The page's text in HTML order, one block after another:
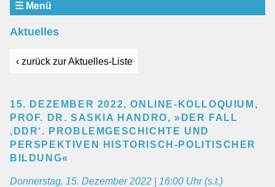
☰ Menü
SCHWERPUNKTBEREICHE
Dialog und Vermittlung
Teilprojekte
Einblicke
Gastprofessur
Mitarbeiter
Aktuelles
‹ zurück zur Aktuelles-Liste
15. DEZEMBER 2022, ONLINE-KOLLOQUIUM,
PROF. DR. SASKIA HANDRO, »DER FALL
‚DDR‘. PROBLEMGESCHICHTE UND
PERSPEKTIVEN HISTORISCH-POLITISCHER
BILDUNG«
Donnerstag, 15. Dezember 2022 | 16:00 Uhr (s.t.)